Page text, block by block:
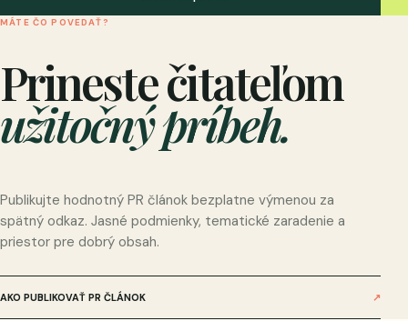
MÁTE ČO POVEDAŤ?
Prineste čitateľom
užitočný príbeh.
Publikujte hodnotný PR článok bezplatne výmenou za
spätný odkaz. Jasné podmienky, tematické zaradenie a
priestor pre dobrý obsah.
AKO PUBLIKOVAŤ PR ČLÁNOK ↗